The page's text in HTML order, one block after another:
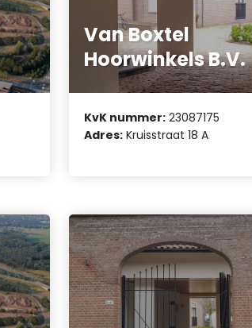
Van Boxtel
Hoorwinkels B.V.
KvK nummer: 23087175
Adres: Kruisstraat 18 A